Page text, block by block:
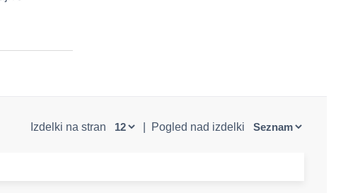
Izdelki na stran Pogled nad izdelki